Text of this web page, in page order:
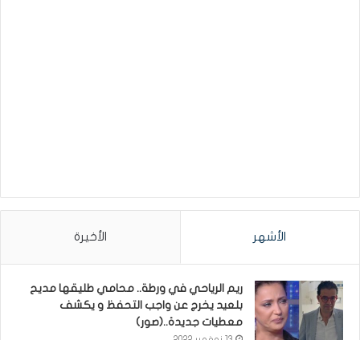
الأشهر الأخيرة
ريم الرياحي في ورطة.. محامي طليقها مديح
بلعيد يخرج عن واجب التحفظ و يكشف
معطيات جديدة..(صور)